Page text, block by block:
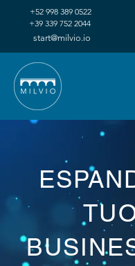
+52 998 389 0522
+39 339 752 2044
start@milvio.io